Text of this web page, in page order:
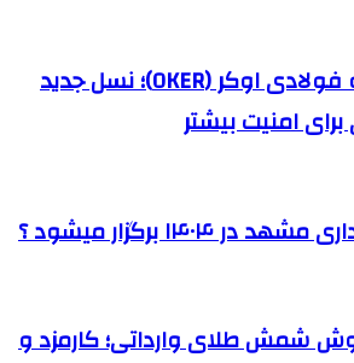
معرفی کرکره فولادی اوکر (OKER)؛ نسل جدید
امنیت بیشتر
۱۴۰۴ برگزار میشود ؟
شمش طلای وارداتی؛ کارمزد و